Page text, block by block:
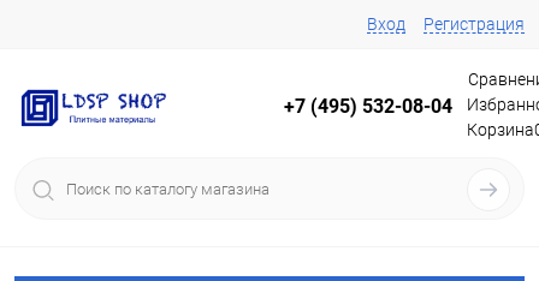
Вход Регистрация
+7 (495) 532-08-04
Корзина